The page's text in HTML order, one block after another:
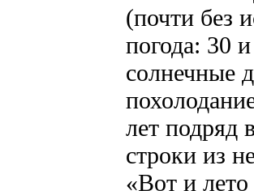
(почти без
погода: 30
солнечные
лет подряд
строки из
«Вот и